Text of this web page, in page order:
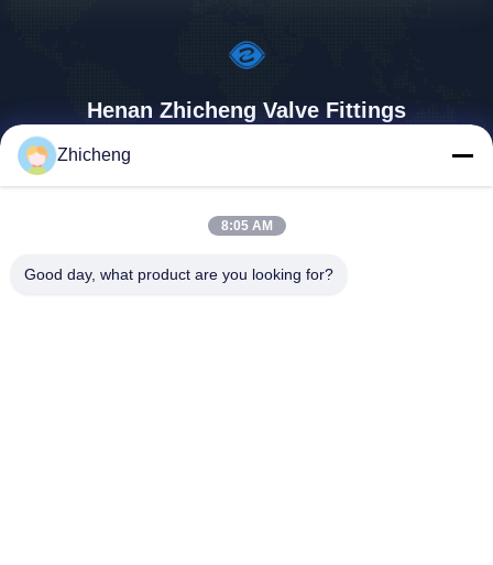
Henan Zhicheng Valve Fittings
315347056@qq.com
पाइपलाइन इंडस्ट्रियल पार्क, Xicun
ovince, चीन
Zhicheng
8:05 AM
Good day, what product are you looking for?